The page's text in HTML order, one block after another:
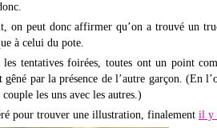
on peut donc affirmer qu’on a trouvé un
à celui du pote.
les tentatives foirées, toutes ont un point
gêné par la présence de l’autre garçon. (En
couple les uns avec les autres.)
pour trouver une illustration, finalement il y